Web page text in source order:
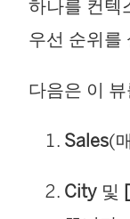
하나를 컨텍
우선 순위를
다음은 이
Sales(
City 및